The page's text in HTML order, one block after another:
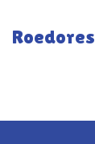
Roedores